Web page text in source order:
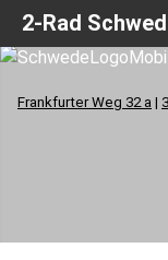
Frankfurter Weg 32 a |
2-Rad